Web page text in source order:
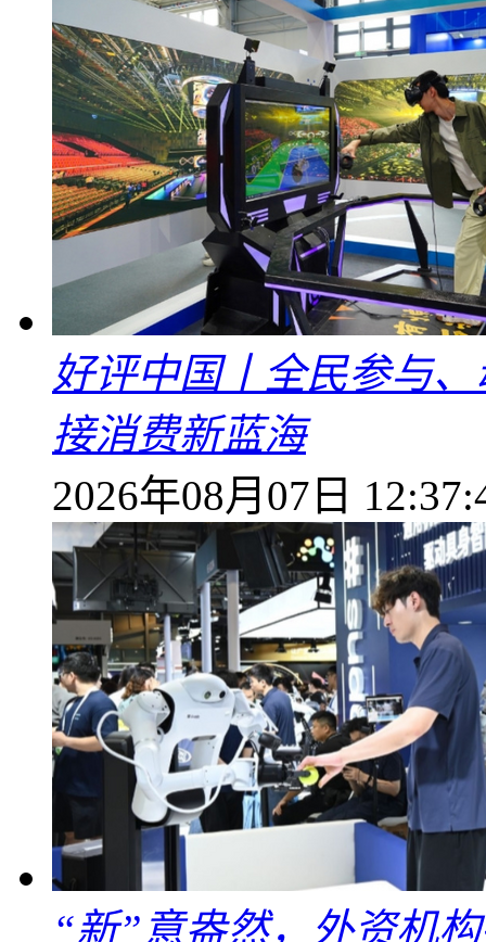
好评中国丨全民参与
接消费新蓝海
2026年08月07日
“新”意盎然，外资机